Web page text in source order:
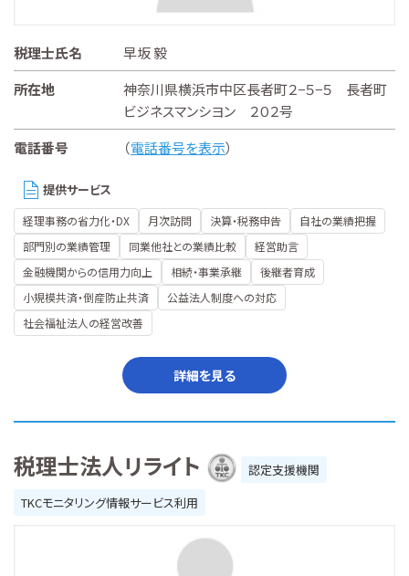
税理士氏名
早坂 毅
所在地
神奈川県横浜市中区長者町２−５−５ 長者町
ビジネスマンシヨン ２０２号
電話番号
（電話番号を表示）
提供サービス
経理事務の省力化・DX 月次訪問 決算・税務申告
自社の業績把握
部門別の業績管理
同業他社との業績比較
経営助言
金融機関からの信用力向上
相続・事業承継
後継者育成
小規模共済・倒産防止共済
公益法人制度への対応
社会福祉法人の経営改善
詳細を見る
税理士法人リライト
認定支援機関
TKCモニタリング情報サービス利用